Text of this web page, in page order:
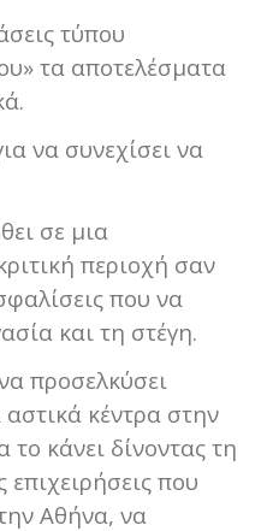
τύπου
τα αποτελέσματα
να συνεχίσει να
σε μια
περιοχή σαν
που να
και τη στέγη.
προσελκύσει
κέντρα στην
κάνει δίνοντας τη
που
Αθήνα, να